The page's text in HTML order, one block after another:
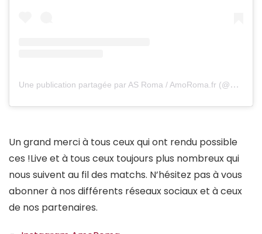
Une publication partagée par AS Roma / AmoRoma.fr (@amoroma.fr)
Un grand merci à tous ceux qui ont rendu possible
ces !Live et à tous ceux toujours plus nombreux qui
nous suivent au fil des matchs. N’hésitez pas à vous
abonner à nos différents réseaux sociaux et à ceux
de nos partenaires.